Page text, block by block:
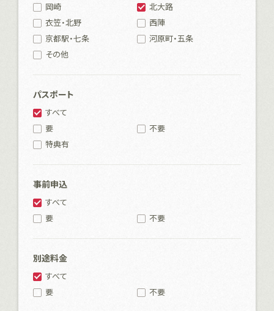
岡崎
北大路
衣笠・北野
西陣
京都駅・七条
河原町・五条
その他
パスポート
すべて
要
不要
特典有
事前申込
すべて
要
不要
別途料金
すべて
要
不要